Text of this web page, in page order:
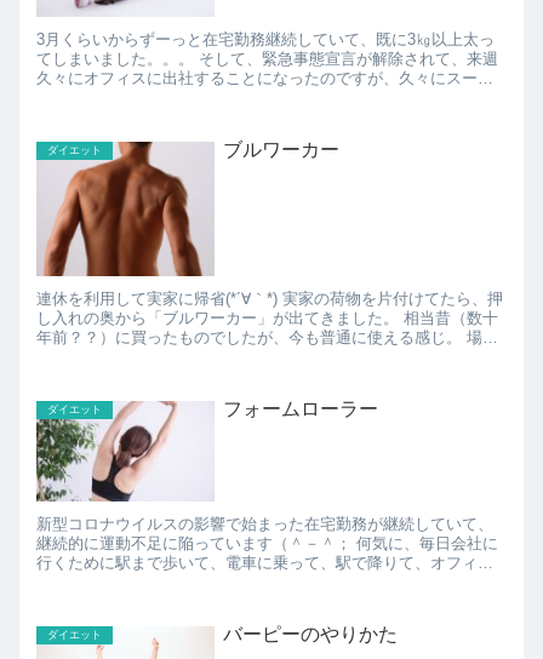
3月くらいからずーっと在宅勤務継続していて、既に3㎏以上太っ
てしまいました。。。 そして、緊急事態宣言が解除されて、来週
久々にオフィスに出社することになったのですが、久々にスーツ
ダイエット ブルワーカー
連休を利用して実家に帰省(*´∀｀*) 実家の荷物を片付けてたら、押
し入れの奥から「ブルワーカー」が出てきました。 相当昔（数十
年前？？）に買ったものでしたが、今も普通に使える感じ。 場所
ダイエット フォームローラー
新型コロナウイルスの影響で始まった在宅勤務が継続していて、
継続的に運動不足に陥っています（＾－＾； 何気に、毎日会社に
行くために駅まで歩いて、電車に乗って、駅で降りて、オフィス
ダイエット バーピーのやりかた